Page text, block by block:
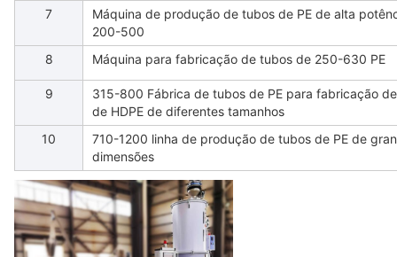
7
Máquina de produção de tubos de PE de alta
200-500
8
Máquina para fabricação de tubos de 250-630 PE
9
315-800 Fábrica de tubos de PE para fabricação
de HDPE de diferentes tamanhos
10
710-1200 linha de produção de tubos de PE de
dimensões